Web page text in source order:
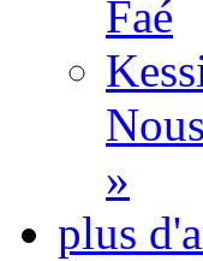
Faé
»
plus